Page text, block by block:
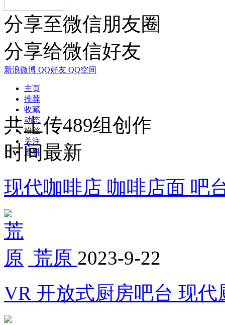
分享至微信朋友圈
分享给微信好友
新浪微博 QQ好友 QQ空间
主页
推荐
收藏
动态
粉丝
关注
资料
共上传489组创作
时间最新
现代咖啡店 咖啡店面 吧
荒原 2023-9-22
VR 开放式厨房吧台 现